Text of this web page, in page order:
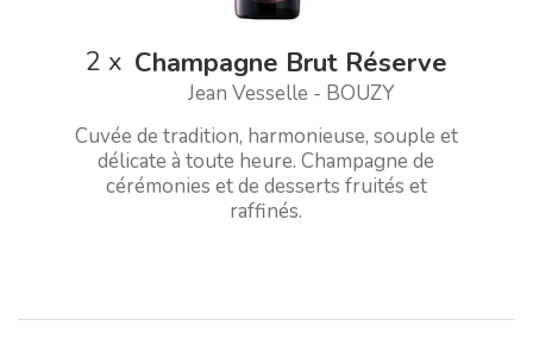
2 x Champagne Brut Réserve
Jean Vesselle - BOUZY
Cuvée de tradition, harmonieuse, souple et
délicate à toute heure. Champagne de
cérémonies et de desserts fruités et
raffinés.